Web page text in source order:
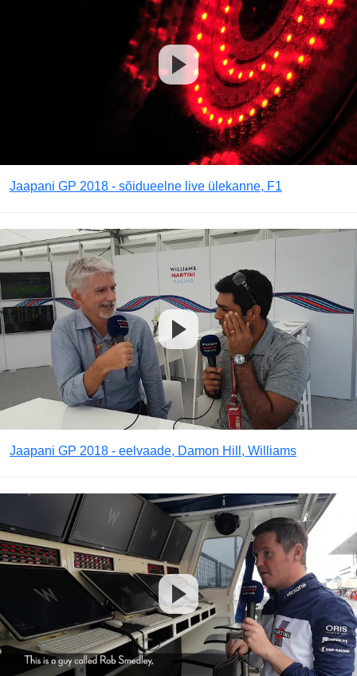
Jaapani GP 2018 - sõidueelne live ülekanne, F1
Jaapani GP 2018 - eelvaade, Damon Hill, Williams